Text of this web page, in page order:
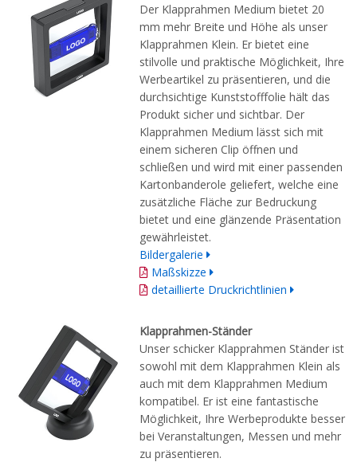
Der Klapprahmen Medium bietet 20
mm mehr Breite und Höhe als unser
Klapprahmen Klein. Er bietet eine
stilvolle und praktische Möglichkeit, Ihre
Werbeartikel zu präsentieren, und die
durchsichtige Kunststofffolie hält das
Produkt sicher und sichtbar. Der
Klapprahmen Medium lässt sich mit
einem sicheren Clip öffnen und
schließen und wird mit einer passenden
Kartonbanderole geliefert, welche eine
zusätzliche Fläche zur Bedruckung
bietet und eine glänzende Präsentation
gewährleistet.
Bildergalerie
Maßskizze
detaillierte Druckrichtlinien
Klapprahmen-Ständer
Unser schicker Klapprahmen Ständer ist
sowohl mit dem Klapprahmen Klein als
auch mit dem Klapprahmen Medium
kompatibel. Er ist eine fantastische
Möglichkeit, Ihre Werbeprodukte besser
bei Veranstaltungen, Messen und mehr
zu präsentieren.